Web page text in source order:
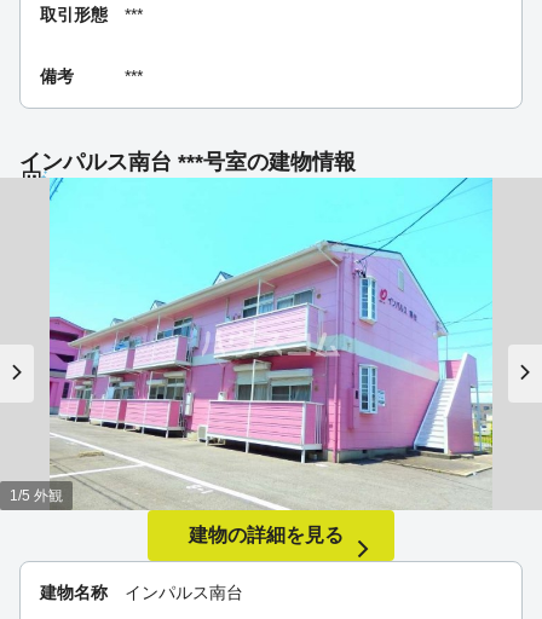
取引形態 ***
備考 ***
インパルス南台 ***号室の建物情報
建物名称 インパルス南台
1/5 外観
建物の詳細を見る